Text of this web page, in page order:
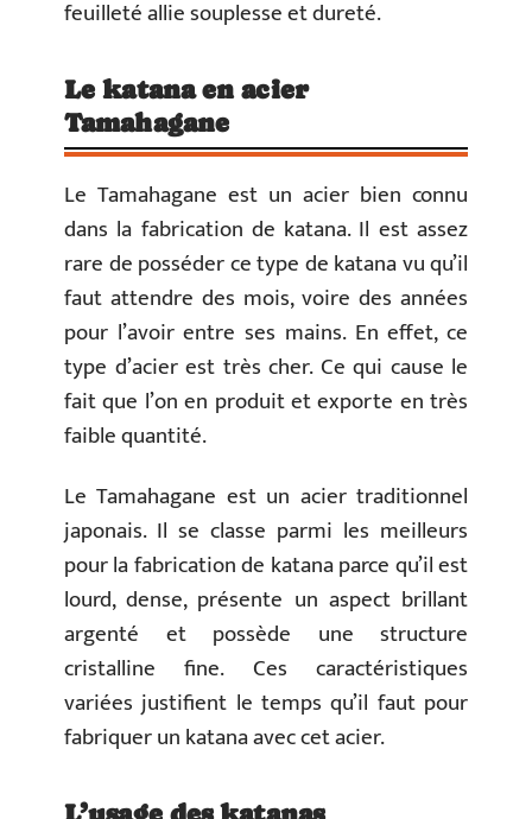
feuilleté allie souplesse et dureté.
Le katana en acier
Tamahagane
Le Tamahagane est un acier bien connu
dans la fabrication de katana. Il est assez
rare de posséder ce type de katana vu qu’il
faut attendre des mois, voire des années
pour l’avoir entre ses mains. En effet, ce
type d’acier est très cher. Ce qui cause le
fait que l’on en produit et exporte en très
faible quantité.
Le Tamahagane est un acier traditionnel
japonais. Il se classe parmi les meilleurs
pour la fabrication de katana parce qu’il est
lourd, dense, présente un aspect brillant
argenté et possède une structure
cristalline fine. Ces caractéristiques
variées justifient le temps qu’il faut pour
fabriquer un katana avec cet acier.